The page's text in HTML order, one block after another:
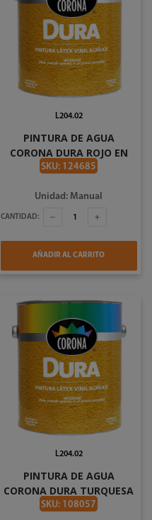
PINTURA DE AGUA
CORONA DURA ROJO EN
GALON #2747
SKU: 124685
L204.02
Unidad: Manual
CANTIDAD:
AÑADIR AL CARRITO
PINTURA DE AGUA
CORONA DURA TURQUESA
EN GALON #2706
SKU: 108057
L204.02